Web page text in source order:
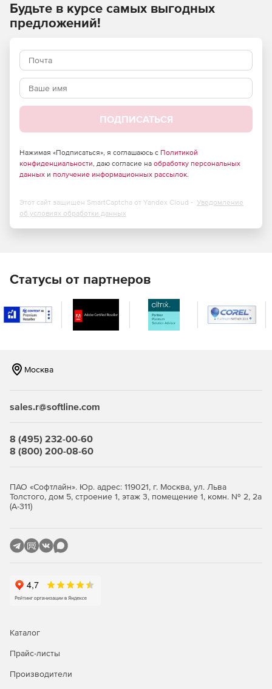
объектов, расположенных в Российской Федерации.
Будьте в курсе самых выгодных
предложений!
ПОДПИСАТЬСЯ
Нажимая «Подписаться», я соглашаюсь с Политикой
конфиденциальности, даю согласие на обработку персональных
данных и получение информационных рассылок.
Этот сайт защищен SmartCaptcha от Yandex Cloud - Уведомление
об условиях обработки данных
Статусы от партнеров
Москва
sales.r@softline.com
8 (495) 232-00-60
8 (800) 200-08-60
ПАО «Софтлайн». Юр. адрес: 119021, г. Москва, ул. Льва
Толстого, дом 5, строение 1, этаж 3, помещение 1, комн. № 2, 2а
(А-311)
Каталог
Прайс-листы
Производители